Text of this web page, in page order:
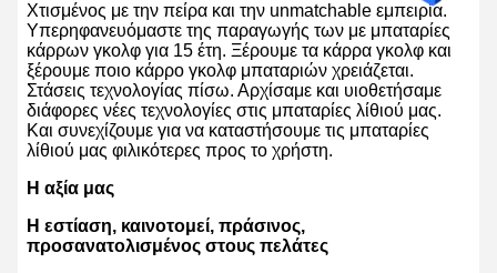
Χτισμένος με την πείρα και την unmatchable εμπειρία.
Υπερηφανευόμαστε της παραγωγής των με μπαταρίες
κάρρων γκολφ για 15 έτη. Ξέρουμε τα κάρρα γκολφ και
ξέρουμε ποιο κάρρο γκολφ μπαταριών χρειάζεται.
Στάσεις τεχνολογίας πίσω. Αρχίσαμε και υιοθετήσαμε
διάφορες νέες τεχνολογίες στις μπαταρίες λίθιού μας.
Και συνεχίζουμε για να καταστήσουμε τις μπαταρίες
λίθιού μας φιλικότερες προς το χρήστη.
Η αξία μας
Η εστίαση, καινοτομεί, πράσινος,
προσανατολισμένος στους πελάτες